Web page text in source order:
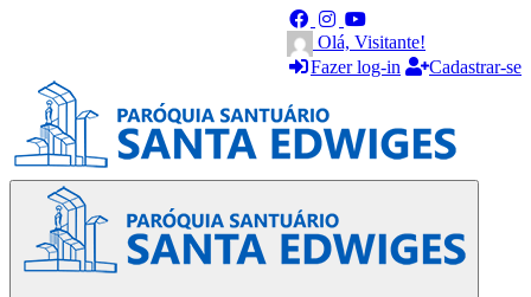
Olá, Visitante!
Fazer log-in
Cadastrar-se